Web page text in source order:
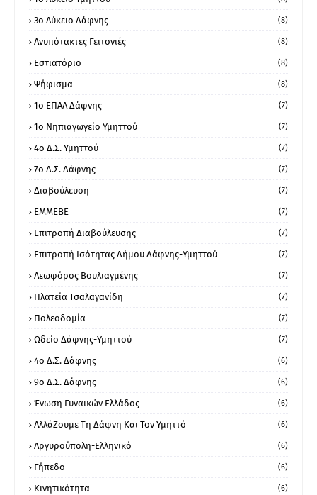
3ο Λύκειο Δάφνης (8)
Ανυπότακτες Γειτονιές (8)
Εστιατόριο (8)
Ψήφισμα (8)
1ο ΕΠΑΛ Δάφνης (7)
1ο Νηπιαγωγείο Υμηττού (7)
4ο Δ.Σ. Υμηττού (7)
7ο Δ.Σ. Δάφνης (7)
Διαβούλευση (7)
ΕΜΜΕΒΕ (7)
Επιτροπή Διαβούλευσης (7)
Επιτροπή Ισότητας Δήμου Δάφνης-Υμηττού (7)
Λεωφόρος Βουλιαγμένης (7)
Πλατεία Τσαλαγανίδη (7)
Πολεοδομία (7)
Ωδείο Δάφνης-Υμηττού (7)
4ο Δ.Σ. Δάφνης (6)
9ο Δ.Σ. Δάφνης (6)
Ένωση Γυναικών Ελλάδος (6)
ΑλλάΖουμε Τη Δάφνη Και Τον Υμηττό (6)
Αργυρούπολη-Ελληνικό (6)
Γήπεδο (6)
Κινητικότητα (6)